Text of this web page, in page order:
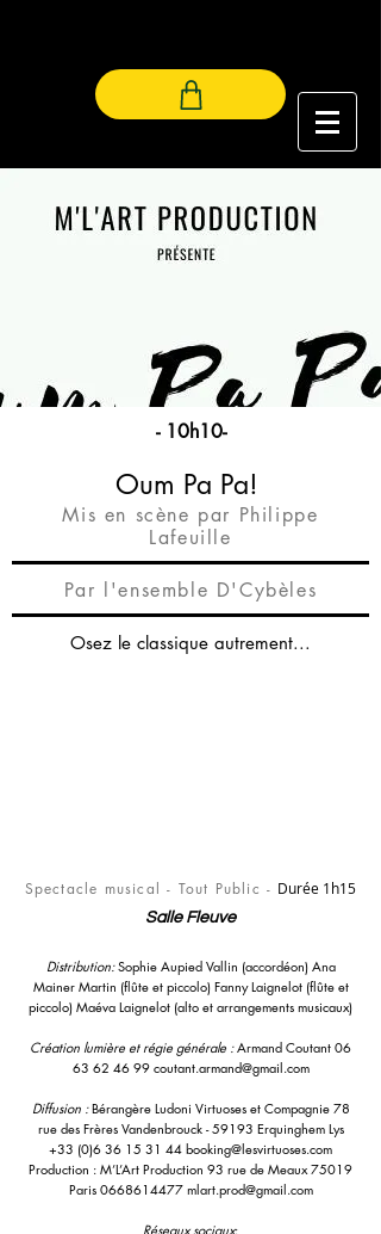
- 10h10-
Oum Pa Pa!
Mis en scène par Philippe
Lafeuille
Par l'ensemble D'Cybèles
Osez le classique autrement...
Spectacle musical - Tout Public - Durée 1h15
Salle Fleuve
Distribution:Sophie Aupied Vallin (accordéon) Ana
Mainer Martin (flûte et piccolo) Fanny Laignelot (flûte et
piccolo) Maéva Laignelot (alto et arrangements musicaux)
Création lumière et régie générale :Armand Coutant 06
63 62 46 99 coutant.armand@gmail.com
Diffusion :Bérangère Ludoni Virtuoses et Compagnie 78
rue des Frères Vandenbrouck - 59193 Erquinghem Lys
+33 (0)6 36 15 31 44 booking@lesvirtuoses.com
Production : M’L’Art Production 93 rue de Meaux 75019
Paris 0668614477 mlart.prod@gmail.com
Réseaux sociaux: